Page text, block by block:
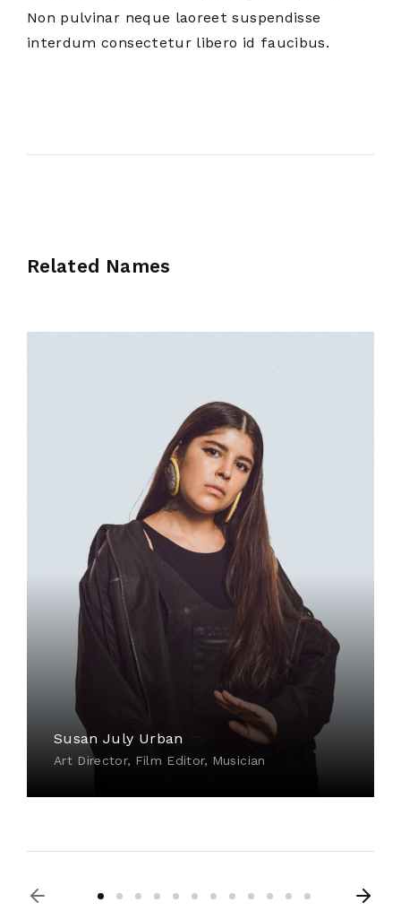
Non pulvinar neque laoreet suspendisse
interdum consectetur libero id faucibus.
Related Names
Susan July Urban
Art Director Film Editor Musician